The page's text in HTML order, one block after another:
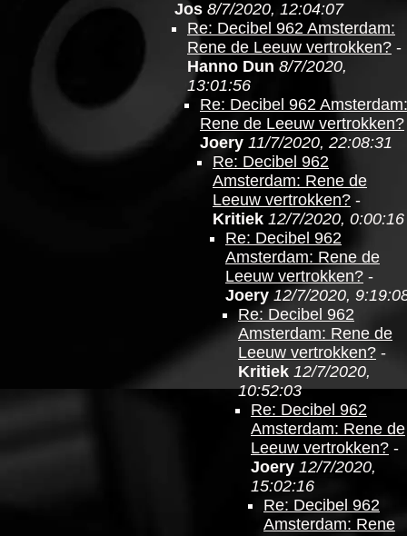
Jos 8/7/2020, 12:04:07
Re: Decibel 962 Amsterdam:
Rene de Leeuw vertrokken? -
Hanno Dun 8/7/2020,
13:01:56
Re: Decibel 962 Amsterdam:
Rene de Leeuw vertrokken?
Joery 11/7/2020, 22:08:31
Re: Decibel 962
Amsterdam: Rene de
Leeuw vertrokken? -
Kritiek 12/7/2020, 0:00:16
Re: Decibel 962
Amsterdam: Rene de
Leeuw vertrokken? -
Joery 12/7/2020,
Re: Decibel 962
Amsterdam: Rene de
Leeuw vertrokken? -
Kritiek 12/7/2020,
10:52:03
Re: Decibel 962
Amsterdam: Rene de
Leeuw vertrokken? -
Joery 12/7/2020,
15:02:16
Re: Decibel 962
Amsterdam: Rene